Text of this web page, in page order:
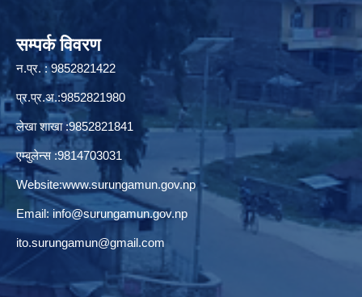
सम्पर्क विवरण
न.प्र. : 9852821422
प्र.प्र.अ.:9852821980
लेखा शाखा :9852821841
एम्बुलेन्स :9814703031
Website:www.surungamun.gov.np
Email: info@surungamun.gov.np
ito.surungamun@gmail.com